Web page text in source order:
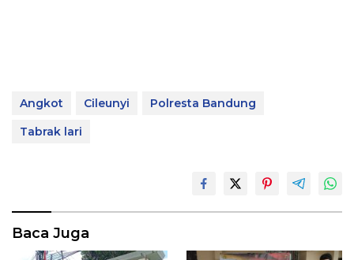
Angkot Cileunyi
Polresta Bandung
Tabrak lari
Baca Juga